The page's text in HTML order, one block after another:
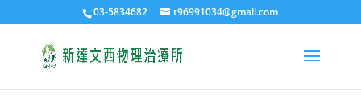
03-5834682 t96991034@gmail.com